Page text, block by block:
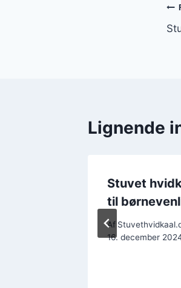
Lignende
Stuvet
til
Af
16. december